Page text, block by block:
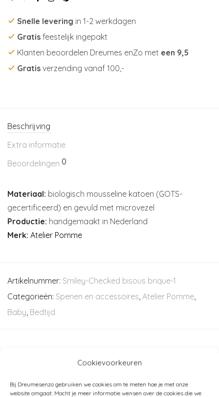
Cookievoorkeuren
Bij Dreumesenzo gebruiken we cookies om te meten hoe je met onze
website omgaat. Mocht je meer informatie wensen over de cookies die we
Snelle levering in 1-2 werkdagen
Gratis feestelijk ingepakt
Klanten beoordelen Dreumes enZo met een 9,5
Gratis verzending vanaf 100,-
Beschrijving
Extra informatie
Beoordelingen 0
Materiaal: biologisch mousseline katoen (GOTS-
gecertificeerd) en gevuld met microvezel
Productie: handgemaakt in Nederland
Merk: Atelier Pomme
Artikelnummer: Smiley-Checked bisous brique-1
Categorieën: Spenen en accessoires Atelier Pomme
Baby Bedtijd
Gerelateerde producten